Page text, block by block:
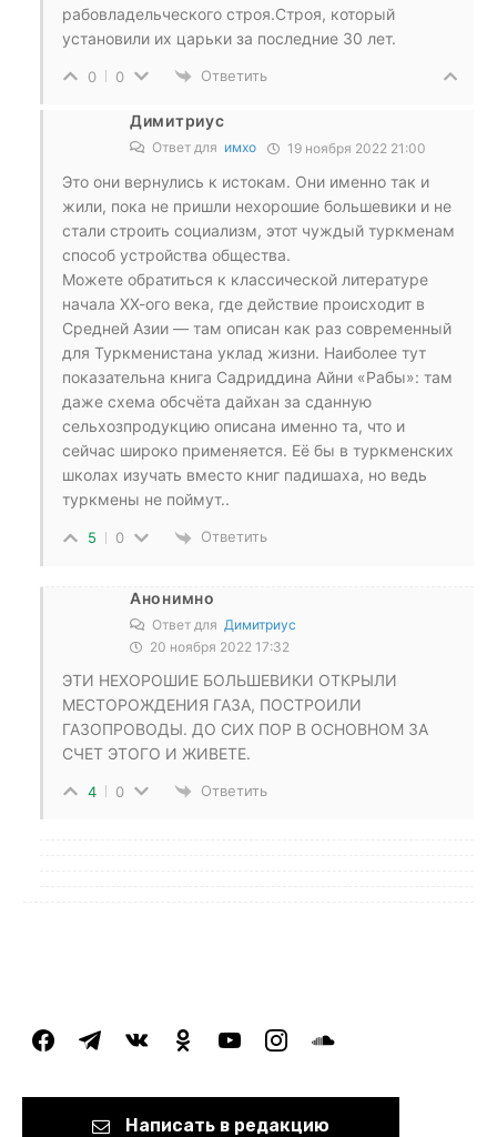
рабовладельческого строя.Строя, который
установили их царьки за последние 30 лет.
0 0 Ответить
Димитриус
Ответ для имхо 19 ноября 2022 21:00
Это они вернулись к истокам. Они именно так и
жили, пока не пришли нехорошие большевики и не
стали строить социализм, этот чуждый туркменам
способ устройства общества.
Можете обратиться к классической литературе
начала ХХ-ого века, где действие происходит в
Средней Азии — там описан как раз современный
для Туркменистана уклад жизни. Наиболее тут
показательна книга Садриддина Айни «Рабы»: там
даже схема обсчёта дайхан за сданную
сельхозпродукцию описана именно та, что и
сейчас широко применяется. Её бы в туркменских
школах изучать вместо книг падишаха, но ведь
туркмены не поймут..
5 0 Ответить
Анонимно
Ответ для Димитриус
20 ноября 2022 17:32
ЭТИ НЕХОРОШИЕ БОЛЬШЕВИКИ ОТКРЫЛИ
МЕСТОРОЖДЕНИЯ ГАЗА, ПОСТРОИЛИ
ГАЗОПРОВОДЫ. ДО СИХ ПОР В ОСНОВНОМ ЗА
СЧЕТ ЭТОГО И ЖИВЕТЕ.
4 0 Ответить
facebooktelegramvkontakteodnoklassniki
youtubeinstagramsoundcloud
Написать в редакцию